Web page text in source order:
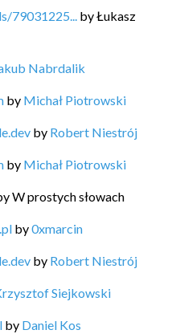
byŁukasz
Nabrdalik
by Michał Piotrowski
by Robert Niestrój
by Michał Piotrowski
W prostych słowach
by0xmarcin
by Robert Niestrój
Siejkowski
by Daniel Kos